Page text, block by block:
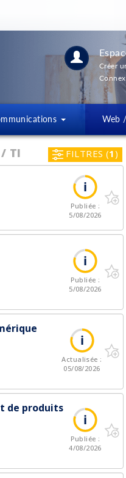
Créer
Web
/ TI FILTRES (1)
Publiée :
5/08/2026
Publiée :
5/08/2026
Actualisée :
05/08/2026
de produits
Publiée :
4/08/2026